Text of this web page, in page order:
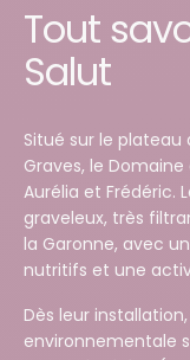
Tout
Salut
Situé sur le
Graves, le
Aurélia et Frédéric.
graveleux, très
la Garonne, avec
nutritifs et une
Dès leur
environnementale